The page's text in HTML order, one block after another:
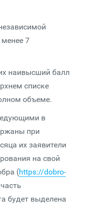
менее 7
наивысший балл
списке
объеме.
в
при
их заявители
на свой
(https://dobro-
будет выделена